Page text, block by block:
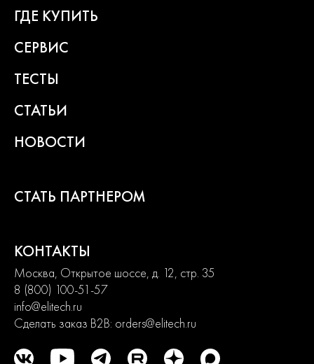
ГДЕ КУПИТЬ
СЕРВИС
ТЕСТЫ
СТАТЬИ
НОВОСТИ
СТАТЬ ПАРТНЕРОМ
КОНТАКТЫ
Москва, Открытое шоссе, д. 12, стр. 35
8 (800) 100-51-57
info@elitech.ru
Сделать заказ B2B: orders@elitech.ru